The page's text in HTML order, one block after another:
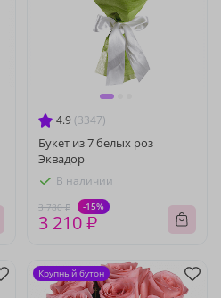
4.9 (3347)
Букет из 7 белых роз
Эквадор
В наличии
3 780 ₽ -15%
3 210 ₽
Крупный бутон